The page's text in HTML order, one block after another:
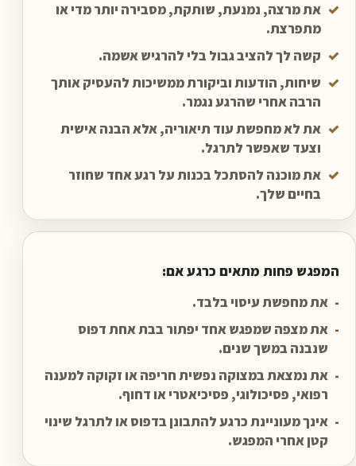
✓ את מרצה, נמנעת, שותקת, מסבירה יותר מדי או
מתפרצת.
✓ קשה לך להציב גבול בלי להרגיש אשמה.
✓ שיחות, הודעות וביקורת ממשיכות להעסיק אותך
הרבה אחרי שהרגע נגמר.
✓ את לא מחפשת עוד תיאוריה, אלא הבנה אישית
וצעד שאפשר לתרגל.
✓ את מוכנה להסתכל בכנות על רגע אחד שחוזר
בחיים שלך.
המפגש פחות מתאים כרגע אם:
- את מחפשת עיסוי בלבד.
- את מצפה שמפגש אחד יפתור בבת אחת דפוס
שנבנה במשך שנים.
- את נמצאת במצוקה נפשית חריפה או זקוקה למענה
רפואי, פסיכולוגי, פסיכיאטרי או דחוף.
- אינך מעוניינת כרגע להתבונן בדפוס או לתרגל שינוי
קטן אחרי המפגש.